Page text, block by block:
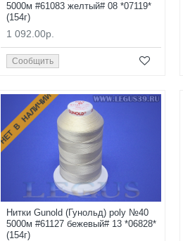
5000м #61083 желтый# 08 *07119*
(154г)
1 092.00р.
Сообщить
НЕТ В НАЛИЧИИ
Нитки Gunold (Гунольд) poly №40
5000м #61127 бежевый# 13 *06828*
(154г)